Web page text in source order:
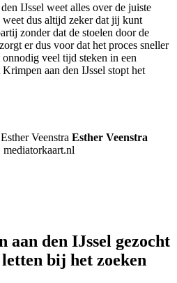
IJssel weet alles over de juiste
dus altijd zeker dat jij kunt
zonder dat de stoelen door de
er dus voor dat het proces sneller
veel tijd steken in een
aan den IJssel stopt het
Esther Veenstra
mediatorkaart.nl
den IJssel gezocht
bij het zoeken